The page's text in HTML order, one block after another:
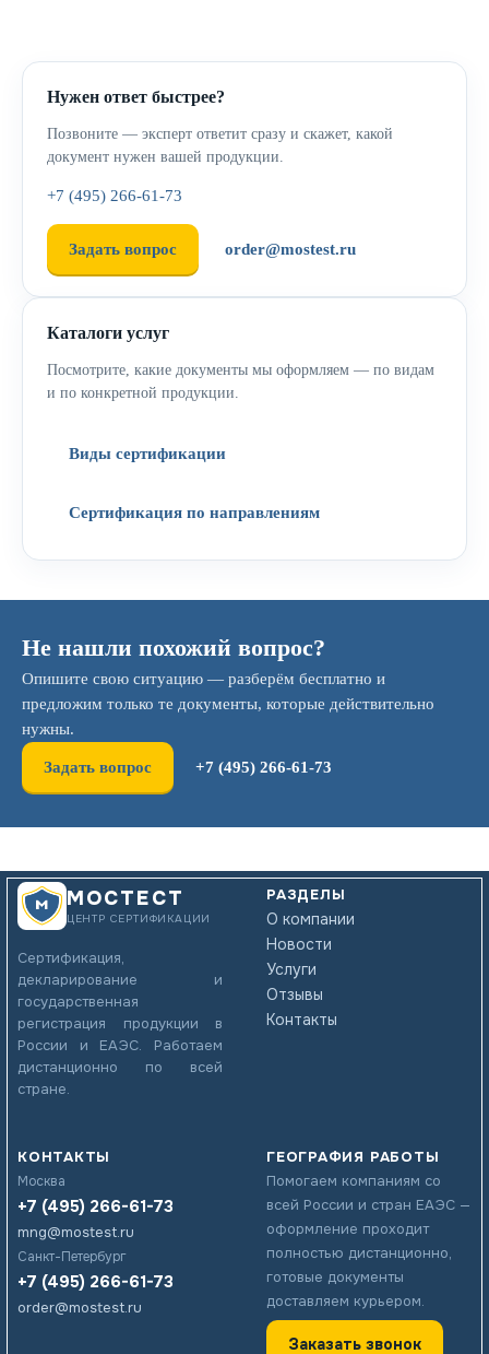
Нужен ответ быстрее?
Позвоните — эксперт ответит сразу и скажет, какой
документ нужен вашей продукции.
+7 (495) 266-61-73
Задать вопрос order@mostest.ru
Каталоги услуг
Посмотрите, какие документы мы оформляем — по видам
и по конкретной продукции.
Виды сертификации
Сертификация по направлениям
Не нашли похожий вопрос?
Опишите свою ситуацию — разберём бесплатно и
предложим только те документы, которые действительно
нужны.
Задать вопрос +7 (495) 266-61-73
МОСТЕСТ
ЦЕНТР СЕРТИФИКАЦИИ
Сертификация,
декларирование и
государственная
регистрация продукции в
России и ЕАЭС. Работаем
дистанционно по всей
стране.
РАЗДЕЛЫ
О компании
Новости
Услуги
Отзывы
Контакты
КОНТАКТЫ
Москва
+7 (495) 266-61-73
mng@mostest.ru
Санкт-Петербург
+7 (495) 266-61-73
order@mostest.ru
ГЕОГРАФИЯ РАБОТЫ
Помогаем компаниям со
всей России и стран ЕАЭС —
оформление проходит
полностью дистанционно,
готовые документы
доставляем курьером.
Заказать звонок